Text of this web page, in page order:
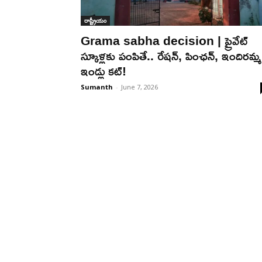
రాష్ట్రీయం
Grama sabha decision | ప్రైవేట్
స్కూళ్ల‌కు పంపితే.. రేష‌న్‌, పింఛ‌న్‌, ఇందిర‌మ్మ
ఇండ్లు క‌ట్‌!
Sumanth - June 7, 2026